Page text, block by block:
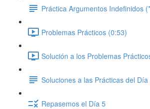
Práctica Argumentos Indefinidos
Problemas Prácticos (0:53)
Solución a los Problemas
Soluciones a las Prácticas del Día
Repasemos el Día 5